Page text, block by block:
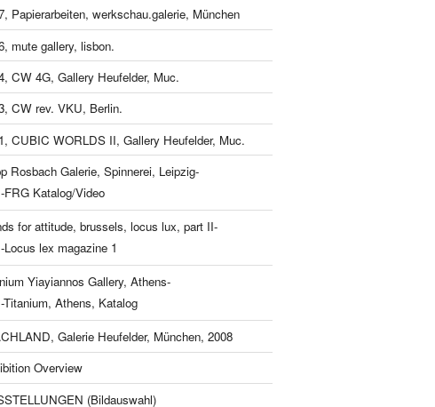
Papierarbeiten, werkschau.galerie, München
mute gallery, lisbon.
CW 4G, Gallery Heufelder, Muc.
CW rev. VKU, Berlin.
CUBIC WORLDS II, Gallery Heufelder, Muc.
Rosbach Galerie, Spinnerei, Leipzig-
-FRG Katalog/Video
for attitude, brussels, locus lux, part II-
-Locus lex magazine 1
Yiayiannos Gallery, Athens-
-Titanium, Athens, Katalog
Galerie Heufelder, München, 2008
Overview
(Bildauswahl)